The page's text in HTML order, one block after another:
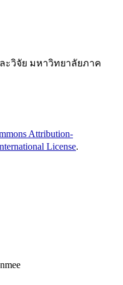
ะวิจัย มหาวิทยาลัยภาค
Attribution-
License.